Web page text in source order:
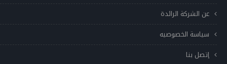
عن الشركة الرائدة
سياسة الخصوصيه
إتصل بنا